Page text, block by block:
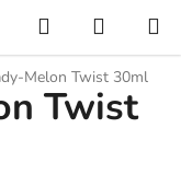
KeresésKOSÁR
Melon Twist 30ml
Twist